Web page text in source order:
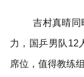
吉村真晴同
力，国乒男队12
席位，值得教练